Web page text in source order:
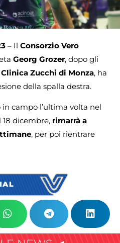
– Il Consorzio Vero
Georg Grozer, dopo gli
Clinica Zucchi di Monza, ha
della spalla destra.
in campo l’ultima volta nel
dicembre, rimarrà a
, per poi rientrare